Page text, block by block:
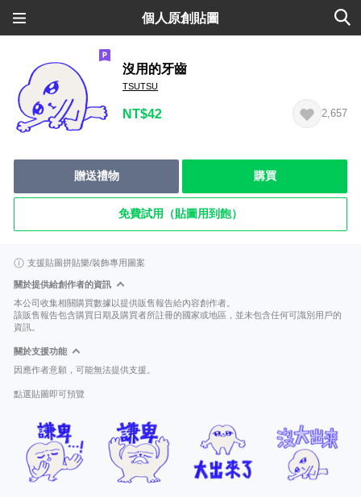
個人原創貼圖
沒用的牙齒
TSUTSU
NT$42 2,657
贈送禮物 購買
免費試用（貼圖用到飽）
支援貼圖拼貼樂/裝飾專用圖案
關於提供給創作者的資訊
本公司收集相關購買數據以提供販售報告給內容創作者。
該販售報告包含購買日期及購買者所註冊的國家或地區，並未包含任何可識別用戶的
資訊。
關於支援功能
因應作者意願，可能無法提供支援。
點選貼圖即可預覽